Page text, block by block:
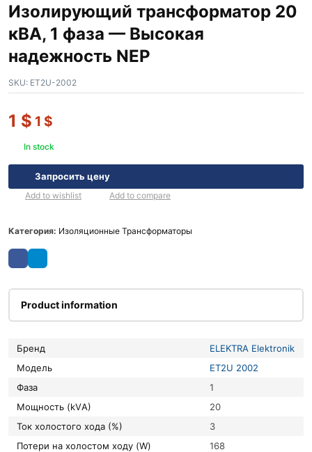
Изолирующий трансформатор 20
кВА, 1 фаза — Высокая
надежность NEP
SKU: ET2U-2002
1 $ 1 $
In stock
Запросить цену
Add to wishlist Add to compare
Категория: Изоляционные Трансформаторы
Product information
Бренд
ELEKTRA Elektronik
Модель
ET2U 2002
Фаза
1
Мощность (kVА)
20
Ток холостого хода (%)
3
Потери на холостом ходу (W)
168